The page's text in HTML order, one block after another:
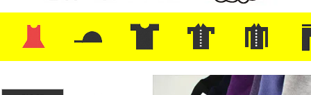
・レザーシューズ/スニーカー
・プリントTシャツ
・バンド/ツアー
・キャラクター
・Nike/adidas/スポーツ
・チャンピオン
・サーフ/スケート
・ボーダー/総柄/無地
・フットボール/リンガー
・タンクトップ/NBA・ポロシャツ
・半袖シャツ
・アロハ/サーフ/ボーリング
・ラルフ/ブランド
・無地/チェック/ストラ
・ワーク/ミリタリー/ウ
・ネル/ウール ・ショ
・アウ
・ジー
・
・ミリ
・コー
・コッ
・オー
・ジャ
ン